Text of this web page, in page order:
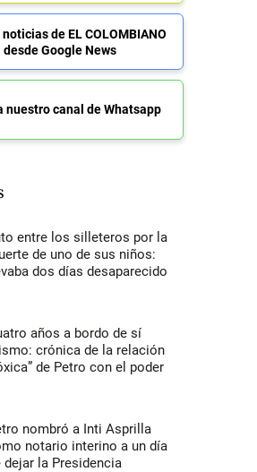
de EL COLOMBIANO
desde Google News
nuestro canal de Whatsapp
entre los silleteros por la
de uno de sus niños:
dos días desaparecido
años a bordo de sí
crónica de la relación
de Petro con el poder
nombró a Inti Asprilla
notario interino a un día
dejar la Presidencia